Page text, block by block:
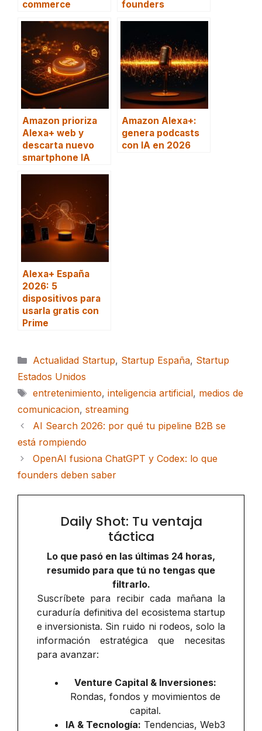
commerce founders
Amazon prioriza
Alexa+ web y
descarta nuevo
smartphone IA
Amazon Alexa+:
genera podcasts
con IA en 2026
Alexa+ España
2026: 5
dispositivos para
usarla gratis con
Prime
Categorías
Actualidad Startup, Startup España, Startup
Estados Unidos
Etiquetas
entretenimiento, inteligencia artificial, medios de
comunicacion, streaming
AI Search 2026: por qué tu pipeline B2B se
está rompiendo
OpenAI fusiona ChatGPT y Codex: lo que
founders deben saber
Daily Shot: Tu ventaja
táctica
Lo que pasó en las últimas 24 horas,
resumido para que tú no tengas que
filtrarlo.
Suscríbete para recibir cada mañana la
curaduría definitiva del ecosistema startup
e inversionista. Sin ruido ni rodeos, solo la
información estratégica que necesitas
para avanzar:
Venture Capital & Inversiones:
Rondas, fondos y movimientos de
capital.
IA & Tecnología: Tendencias, Web3